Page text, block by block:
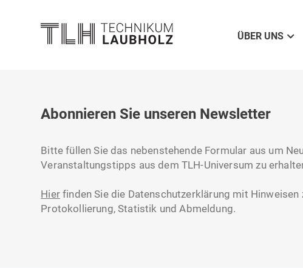
ÜBER UNS
Abonnieren Sie unseren Newsletter
Bitte füllen Sie das nebenstehende Formular aus um
Veranstaltungstipps aus dem TLH-Universum zu
Hierfinden Sie die Datenschutzerklärung mit Hinweisen
Protokollierung, Statistik und Abmeldung.